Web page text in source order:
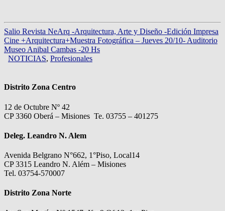
Salio Revista NeArq -Arquitectura, Arte y Diseño -Edición Impresa
Cine +Arquitectura+Muestra Fotográfica – Jueves 20/10- Auditorio
Museo Anibal Cambas -20 Hs
NOTICIAS, Profesionales
Distrito Zona Centro
12 de Octubre Nº 42
CP 3360 Oberá – Misiones Te. 03755 – 401275
Deleg. Leandro N. Alem
Avenida Belgrano N°662, 1°Piso, Local14
CP 3315 Leandro N. Além – Misiones
Tel. 03754-570007
Distrito Zona Norte